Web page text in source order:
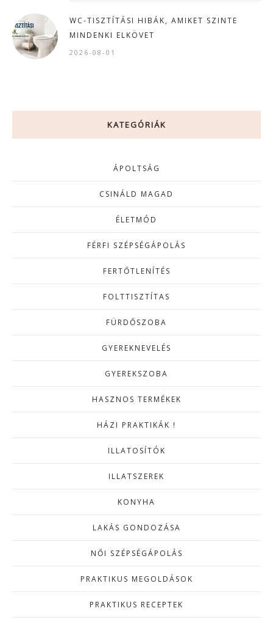
WC-TISZTÍTÁSI HIBÁK, AMIKET SZINTE
MINDENKI ELKÖVET
2026-08-01
KATEGÓRIÁK
ÁPOLTSÁG
CSINÁLD MAGAD
ÉLETMÓD
FÉRFI SZÉPSÉGÁPOLÁS
FERTŐTLENÍTÉS
FOLTTISZTÍTAS
FÜRDŐSZOBA
GYEREKNEVELÉS
GYEREKSZOBA
HASZNOS TERMÉKEK
HÁZI PRAKTIKÁK !
ILLATOSÍTÓK
ILLATSZEREK
KONYHA
LAKÁS GONDOZÁSA
NŐI SZÉPSÉGÁPOLÁS
PRAKTIKUS MEGOLDÁSOK
PRAKTIKUS RECEPTEK